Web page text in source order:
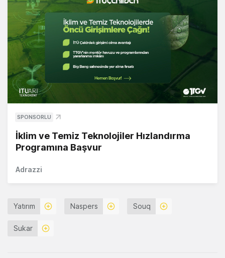
SPONSORLU
İklim ve Temiz Teknolojiler Hızlandırma
Programına Başvur
Adrazzi
Yatırım Naspers Souq
Sukar